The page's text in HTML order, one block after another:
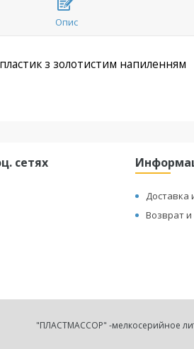
Опис
пластик з золотистим напиленням
сетях
Доставка
Возврат